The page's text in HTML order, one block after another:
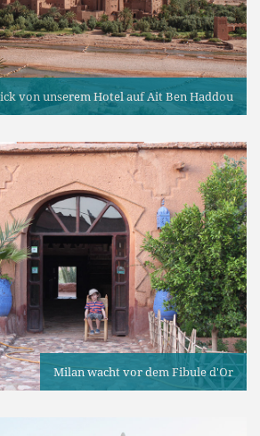
von unserem Hotel auf Ait Ben Haddou
Milan wacht vor dem Fibule d'Or